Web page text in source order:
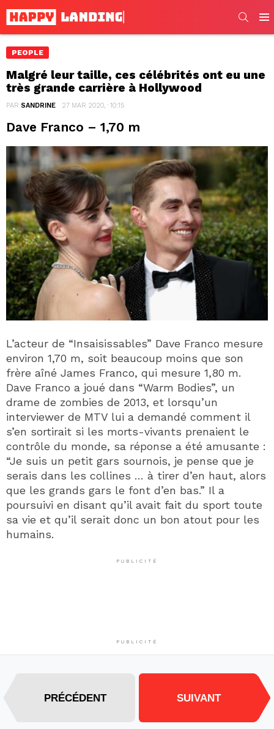
PEOPLE
Malgré leur taille, ces célébrités ont eu une
très grande carrière à Hollywood
PAR SANDRINE 27 MAR 2020, · 10:15
Dave Franco – 1,70 m
L’acteur de “Insaisissables” Dave Franco mesure
environ 1,70 m, soit beaucoup moins que son
frère aîné James Franco, qui mesure 1,80 m.
Dave Franco a joué dans “Warm Bodies”, un
drame de zombies de 2013, et lorsqu’un
interviewer de MTV lui a demandé comment il
s’en sortirait si les morts-vivants prenaient le
contrôle du monde, sa réponse a été amusante :
“Je suis un petit gars sournois, je pense que je
serais dans les collines … à tirer d’en haut, alors
que les grands gars le font d’en bas.” Il a
poursuivi en disant qu’il avait fait du sport toute
sa vie et qu’il serait donc un bon atout pour les
humains.
PUBLICITÉ
PUBLICITÉ
PRÉCÉDENT SUIVANT